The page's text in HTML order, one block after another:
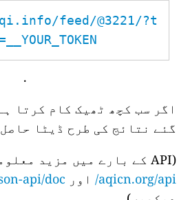
feed/@3221/?t
.
اگر سب کچھ ٹھیک کام کرتا
گئے نتائج کی طرح ڈیٹا
(API کے بارے میں مزید معلومات کے لیے،
aqicn.org/api/
اور api/doc/